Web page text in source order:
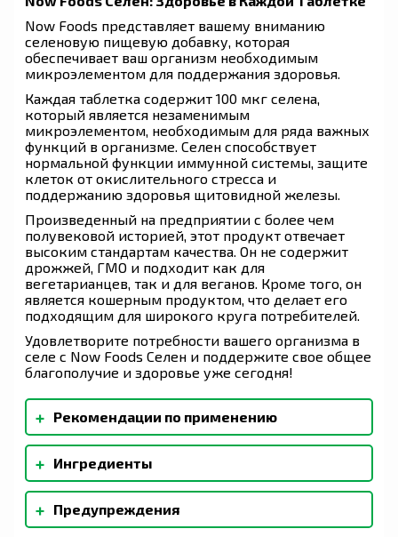
Now Foods представляет вашему вниманию
селеновую пищевую добавку, которая
обеспечивает ваш организм необходимым
микроэлементом для поддержания здоровья.
Каждая таблетка содержит 100 мкг селена,
который является незаменимым
микроэлементом, необходимым для ряда важных
функций в организме. Селен способствует
нормальной функции иммунной системы, защите
клеток от окислительного стресса и
поддержанию здоровья щитовидной железы.
Произведенный на предприятии с более чем
полувековой историей, этот продукт отвечает
высоким стандартам качества. Он не содержит
дрожжей, ГМО и подходит как для
вегетарианцев, так и для веганов. Кроме того, он
является кошерным продуктом, что делает его
подходящим для широкого круга потребителей.
Удовлетворите потребности вашего организма в
селе с Now Foods Селен и поддержите свое общее
благополучие и здоровье уже сегодня!
+ Рекомендации по применению
Принимать по 1 таблетке 1-2 раза в день во
время еды.
+ Ингредиенты
Микрокристаллическая целлюлоза,
стеариновая кислота (растительного
происхождения) и стеарат магния
+ Предупреждения